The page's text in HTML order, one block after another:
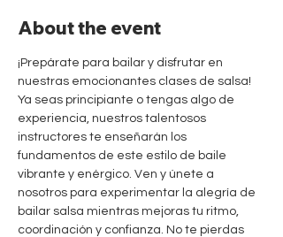
About the event
¡Prepárate para bailar y disfrutar en
nuestras emocionantes clases de salsa!
Ya seas principiante o tengas algo de
experiencia, nuestros talentosos
instructores te enseñarán los
fundamentos de este estilo de baile
vibrante y enérgico. Ven y únete a
nosotros para experimentar la alegría de
bailar salsa mientras mejoras tu ritmo,
coordinación y confianza. No te pierdas